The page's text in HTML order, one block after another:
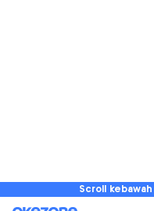
Scroll